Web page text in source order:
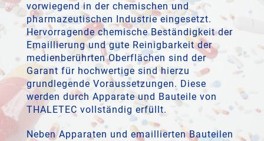
vorwiegend in der chemischen und
pharmazeutischen Industrie eingesetzt.
Hervorragende chemische Beständigkeit der
Emaillierung und gute Reinigbarkeit der
medienberührten Oberflächen sind der
Garant für hochwertige sind hierzu
grundlegende Voraussetzungen. Diese
werden durch Apparate und Bauteile von
THALETEC vollständig erfüllt.
Neben Apparaten und emaillierten Bauteilen